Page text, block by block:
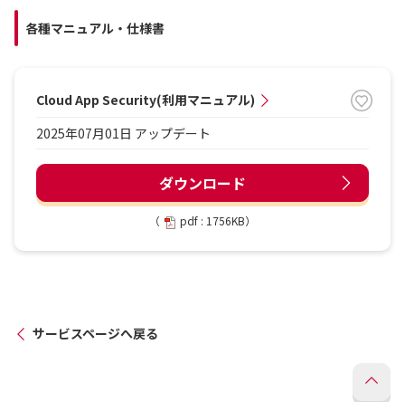
各種マニュアル・仕様書
Cloud App Security(利用マニュアル)
2025年07月01日 アップデート
ダウンロード
（ pdf : 1756KB）
サービスページへ戻る